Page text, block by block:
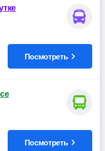
Посмотреть
Посмотреть